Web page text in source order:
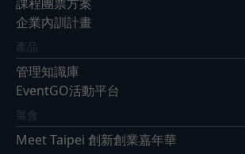
企業內訓計畫
產品
管理知識庫
EventGO活動平台
展會
Meet Taipei 創新創業嘉年華